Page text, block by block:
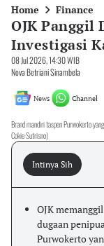
Home Finance
OJK Panggil
Investigasi
08 Jul 2026, 14:30 WIB
Nova Betriani Sinambela
News Channel
Brand mandiri taspen Purwokerto
Cokie Sutrisno)
Intinya Sih
OJK
dugaan
Purwokerto